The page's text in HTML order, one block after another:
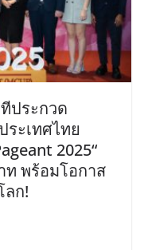
ประกวด
ะเทศไทย
2025“
ท พร้อมโอกาส
ลก!